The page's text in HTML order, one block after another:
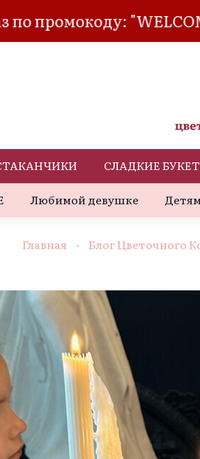
"WELCOME" Цветы-
СЛАДКИЕ
Любимой девушке
Главная Блог Цветочного